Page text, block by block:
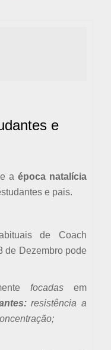
e
e aépoca natalícia
e pais.
de Coach
de Dezembro pode
focadasem
resistência a